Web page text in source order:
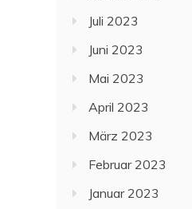
Juli 2023
Juni 2023
Mai 2023
April 2023
März 2023
Februar 2023
Januar 2023